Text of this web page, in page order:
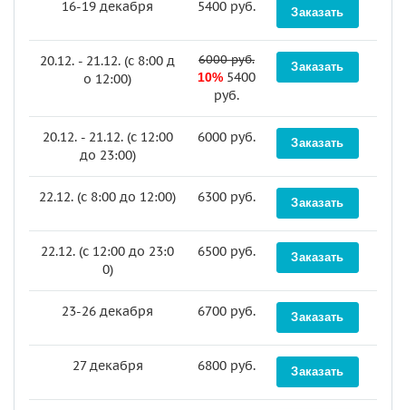
16-19 декабря 5400 руб.
20.12. - 21.12. (c 8:00 д
о 12:00)
6000 руб.
10% 5400
руб.
20.12. - 21.12. (c 12:00
до 23:00)
6000 руб.
22.12. (c 8:00 до 12:00) 6300 руб.
22.12. (c 12:00 до 23:0
0)
6500 руб.
23-26 декабря 6700 руб.
27 декабря 6800 руб.